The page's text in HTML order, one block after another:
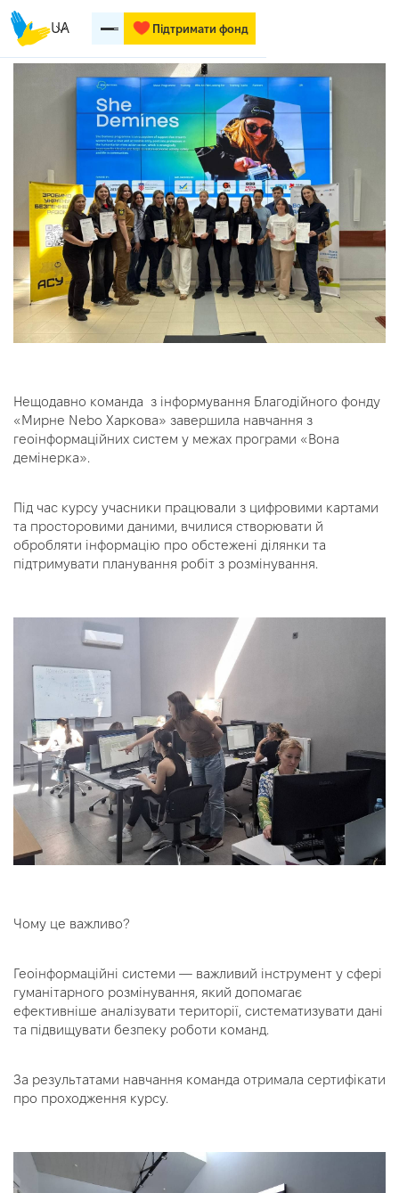
UA Підтримати фонд
Нещодавно команда з інформування Благодійного фонду
«Мирне Nebo Харкова» завершила навчання з
геоінформаційних систем у межах програми «Вона
демінерка».
Під час курсу учасники працювали з цифровими картами
та просторовими даними, вчилися створювати й
обробляти інформацію про обстежені ділянки та
підтримувати планування робіт з розмінування.
Чому це важливо?
Геоінформаційні системи — важливий інструмент у сфері
гуманітарного розмінування, який допомагає
ефективніше аналізувати території, систематизувати дані
та підвищувати безпеку роботи команд.
За результатами навчання команда отримала сертифікати
про проходження курсу.